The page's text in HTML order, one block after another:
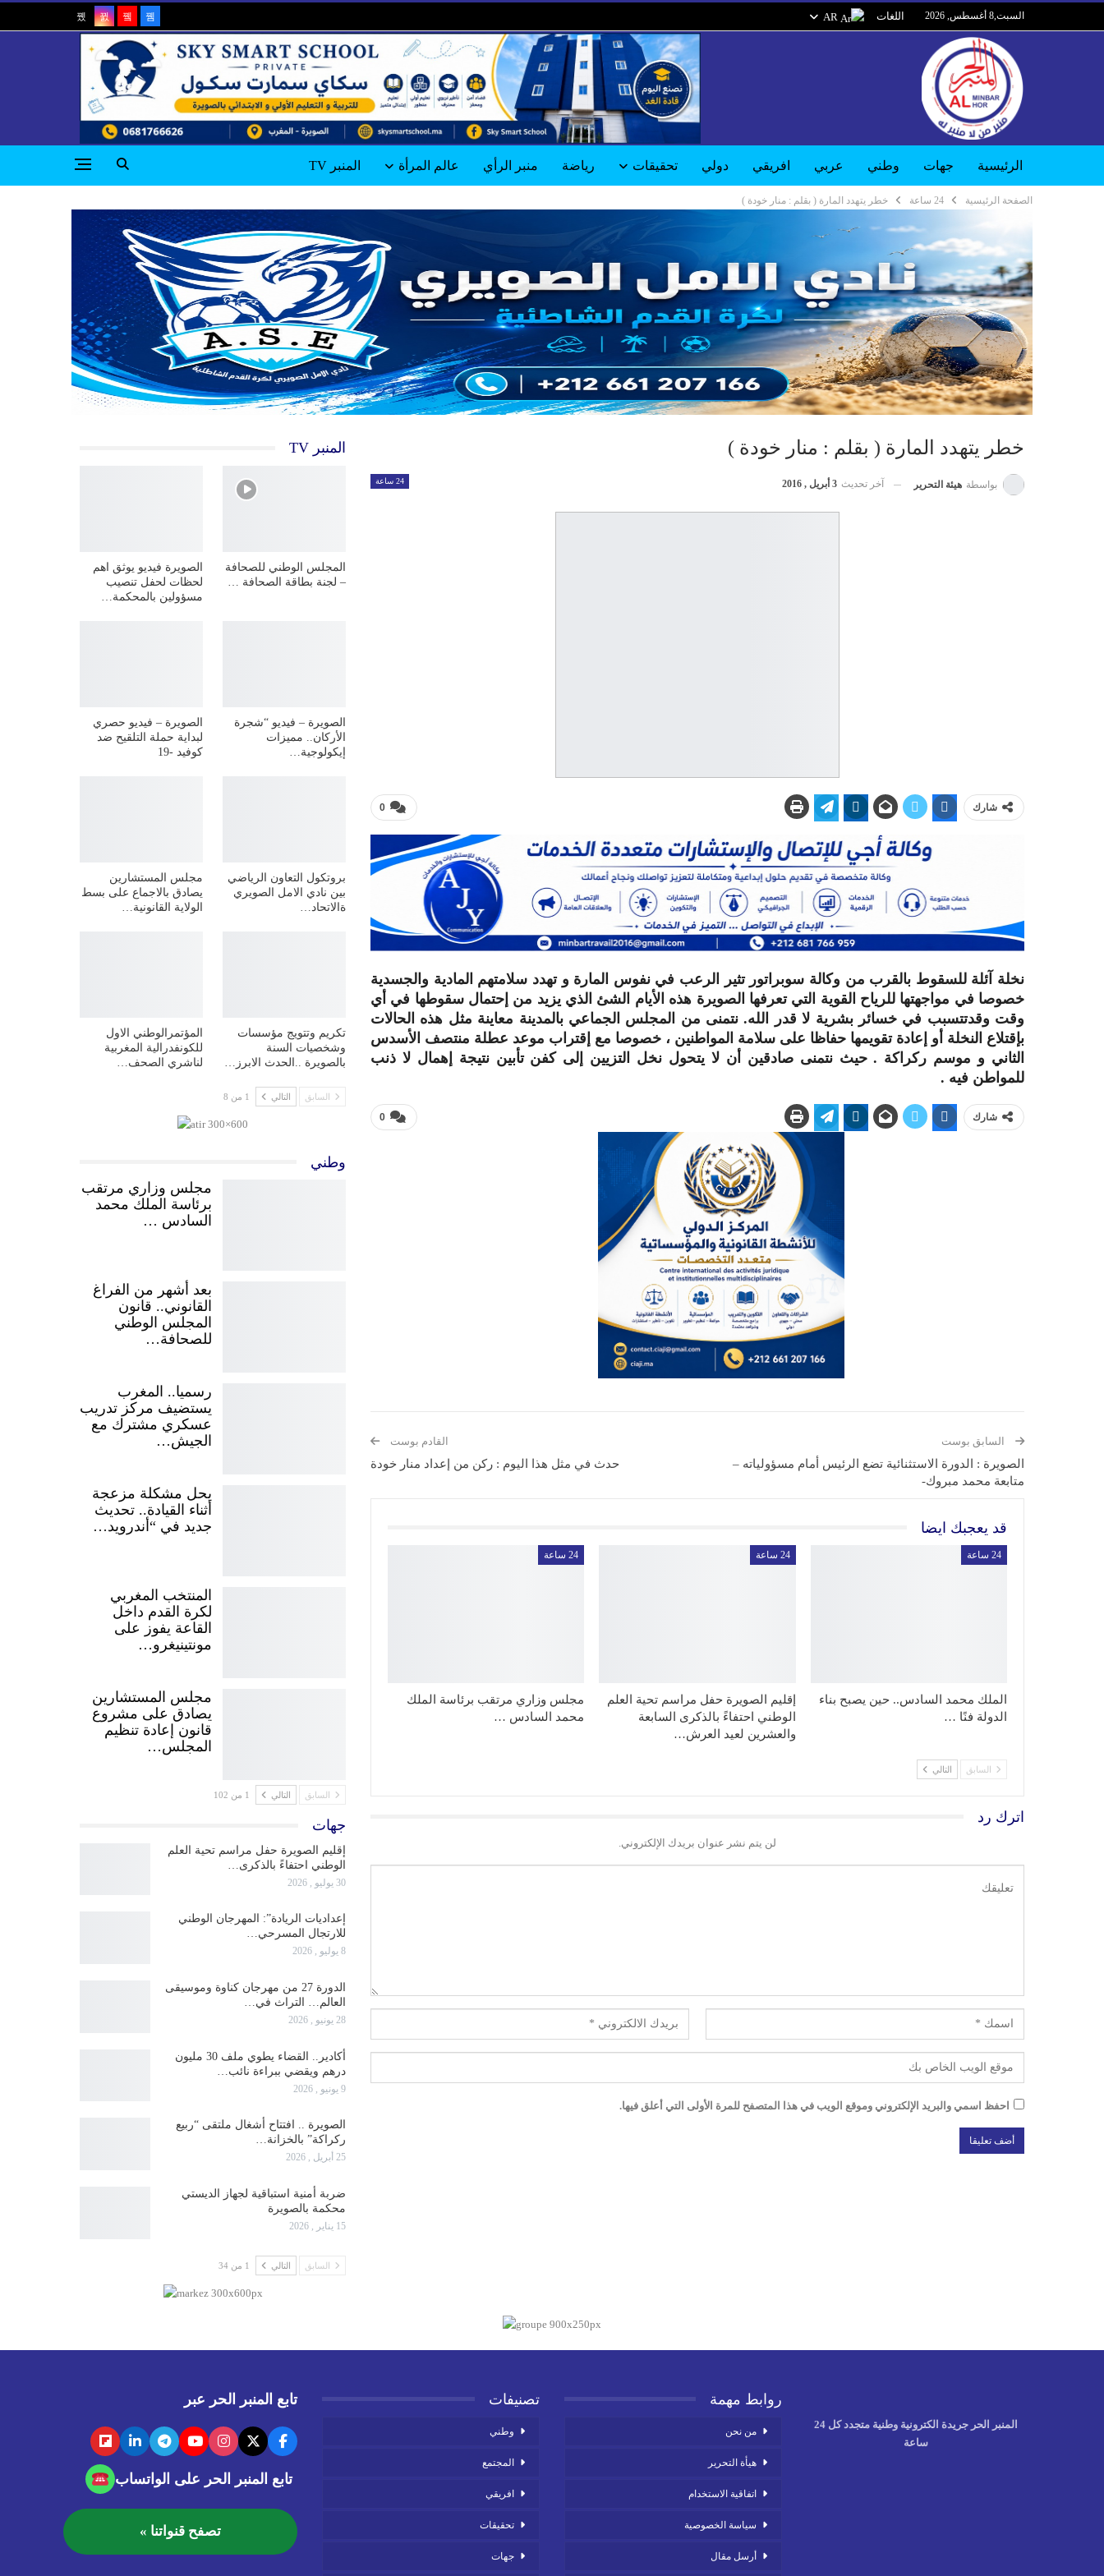
السبت,8 أغسطس, 2026 اللغات AR
الرئيسية جهات وطني عربي افريقي دولي تحقيقات رياضة منبر الرأي عالم المرأة المنبر TV
الصفحة الرئيسية 24 ساعة خطر يتهدد المارة ( بقلم : منار خودة )
خطر يتهدد المارة ( بقلم : منار خودة )
24 ساعة بواسطة هيئة التحرير آخر تحديث 3 أبريل , 2016
0 شارك
نخلة آئلة للسقوط بالقرب من وكالة سوبراتور تثير الرعب في نفوس المارة و تهدد سلامتهم المادية والجسدية
خصوصا في مواجهتها للرياح القوية التي تعرفها الصويرة هذه الأيام الشئ الذي يزيد من إحتمال سقوطها في أي
وقت وقدتتسبب في خسائر بشرية لا قدر الله. نتمنى من المجلس الجماعي بالمدينة معاينة مثل هذه الحالات
بإقتلاع النخلة أو إعادة تقويمها حفاظا على سلامة المواطنين ، خصوصا مع إقتراب موعد عطلة منتصف الأسدس
الثاني و موسم ركراكة . حيث نتمنى صادقين أن لا يتحول نخل التزيين إلى كفن تأبين نتيجة إهمال لا ذنب
للمواطن فيه .
0 شارك
السابق بوست
الصويرة : الدورة الاستثنائية تضع الرئيس أمام مسؤولياته –
متابعة محمد مبروك-
القادم بوست
حدث في مثل هذا اليوم : ركن من إعداد منار خودة
قد يعجبك ايضا
24 ساعة
الملك محمد السادس.. حين يصبح بناء
الدولة فنًا …
24 ساعة
إقليم الصويرة حفل مراسم تحية العلم
الوطني احتفاءً بالذكرى السابعة
والعشرين لعيد العرش…
24 ساعة
مجلس وزاري مرتقب برئاسة الملك
محمد السادس …
السابق التالي
اترك رد
لن يتم نشر عنوان بريدك الإلكتروني.
احفظ اسمي والبريد الإلكتروني وموقع الويب في هذا المتصفح للمرة الأولى التي أعلق فيها.
المنبر TV
المجلس الوطني للصحافة
– لجنة بطاقة الصحافة …
الصويرة فيديو يوثق اهم
لحظات لحفل تنصيب
مسؤولين بالمحكمة…
الصويرة – فيديو “شجرة
الأركان.. مميزات
إيكولوجية…
الصويرة – فيديو حصري
لبداية حملة التلقيح ضد
كوفيد -19
بروتكول التعاون الرياضي
بين نادي الامل الصويري
ةالاتحاد…
مجلس المستشارين
يصادق بالاجماع على بسط
الولاية القانونية…
تكريم وتتويج مؤسسات
وشخصيات السنة
بالصويرة ..الحدث الابرز…
المؤتمرالوطني الاول
للكونفدرالية المغربية
لناشري الصحف…
السابق التالي 1 من 8
وطني
مجلس وزاري مرتقب
برئاسة الملك محمد
السادس …
بعد أشهر من الفراغ
القانوني.. قانون
المجلس الوطني
للصحافة…
رسميا.. المغرب
يستضيف مركز تدريب
عسكري مشترك مع
الجيش…
يحل مشكلة مزعجة
أثناء القيادة.. تحديث
جديد في “أندرويد…
المنتخب المغربي
لكرة القدم داخل
القاعة يفوز على
مونتينيغرو…
مجلس المستشارين
يصادق على مشروع
قانون إعادة تنظيم
المجلس…
السابق التالي 1 من 102
جهات
إقليم الصويرة حفل مراسم تحية العلم
الوطني احتفاءً بالذكرى…
30 يوليو , 2026
إعداديات الريادة”: المهرجان الوطني
للارتجال المسرحي…
8 يوليو , 2026
الدورة 27 من مهرجان كناوة وموسيقى
العالم… التراث في…
28 يونيو , 2026
أكادير.. القضاء يطوي ملف 30 مليون
درهم ويقضي ببراءة نائب…
9 يونيو , 2026
الصويرة .. افتتاح أشغال ملتقى “ربيع
ركراكة” بالخزانة…
25 أبريل , 2026
ضربة أمنية استباقية لجهاز الديستي
محكمة بالصويرة
15 يناير , 2026
السابق التالي 1 من 34
المنبر الحر جريدة الكترونية وطنية متجدد كل 24
ساعة
روابط مهمة
من نحن
هيأة التحرير
اتفاقية الاستخدام
سياسة الخصوصية
أرسل مقال
تصنيفات
وطني
المجتمع
افريقي
تحقيقات
جهات
تابع المنبر الحر عبر
تابع المنبر الحر على الواتساب
تصفح قنواتنا »